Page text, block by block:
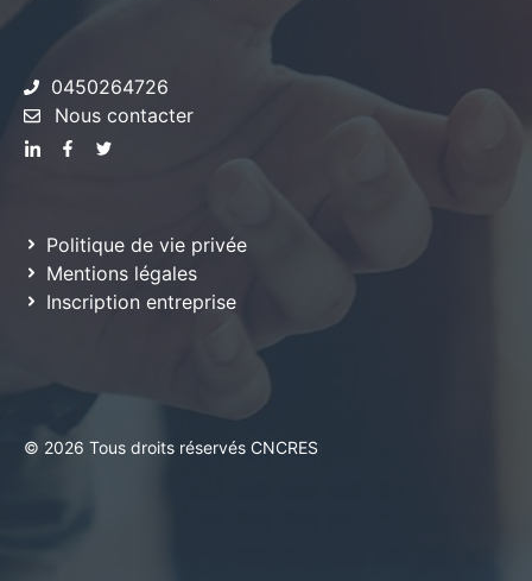
0450264726
Nous contacter
Politique de vie privée
Mentions légales
Inscription entreprise
© 2026 Tous droits réservés CNCRES